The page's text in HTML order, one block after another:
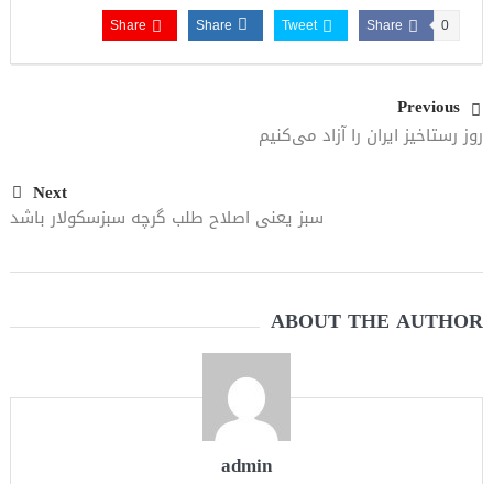
می‌دهیمShare 0
Tweet
Share
Share
Previous
روز رستاخیز ایران را آزاد می‌کنیم
Next
سبز یعنی اصلاح طلب گرچه سبزسکولار باشد
ABOUT THE AUTHOR
admin